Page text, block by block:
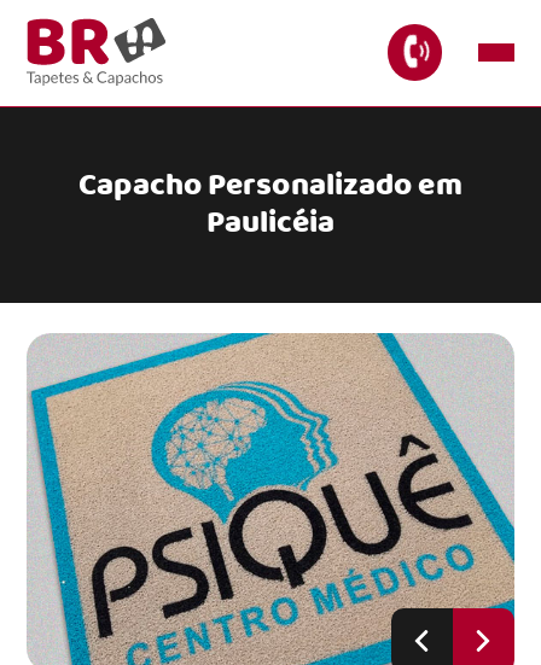
Capacho Personalizado em
Paulicéia